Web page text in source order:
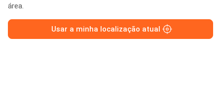
área.
Usar a minha localização atual